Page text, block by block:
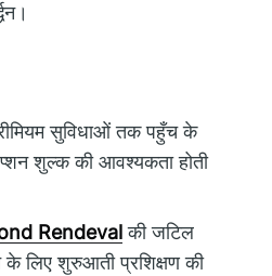
सुविधाओं तक पहुँच के
शुल्क की आवश्यकता होती
Rendevalकी जटिल
के लिए शुरुआती प्रशिक्षण की